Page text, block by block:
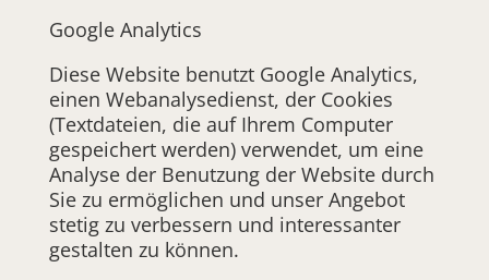
Google Analytics
Diese Website benutzt Google Analytics,
einen Webanalysedienst, der Cookies
(Textdateien, die auf Ihrem Computer
gespeichert werden) verwendet, um eine
Analyse der Benutzung der Website durch
Sie zu ermöglichen und unser Angebot
stetig zu verbessern und interessanter
gestalten zu können.